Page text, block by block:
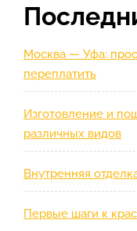
Москва — Уфа:
переплатить
Изготовление и
различных видов
Внутренняя
Первые шаги к